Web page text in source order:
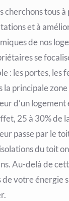
cherchons tous
et à
de nos
se
: les portes, les
la principale
d’un logement
25 à 30% de
passe par le
du toit
Au-delà de
votre énergie